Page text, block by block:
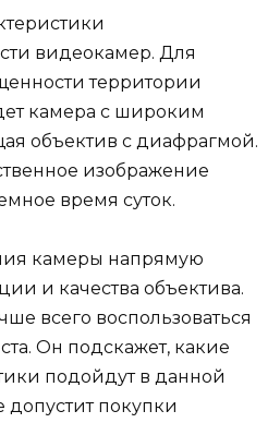
видеокамер. Для
территории
камера с широким
объектив с диафрагмой.
изображение
время суток.
камеры напрямую
и качества объектива.
всего воспользоваться
Он подскажет, какие
подойдут в данной
допустит покупки